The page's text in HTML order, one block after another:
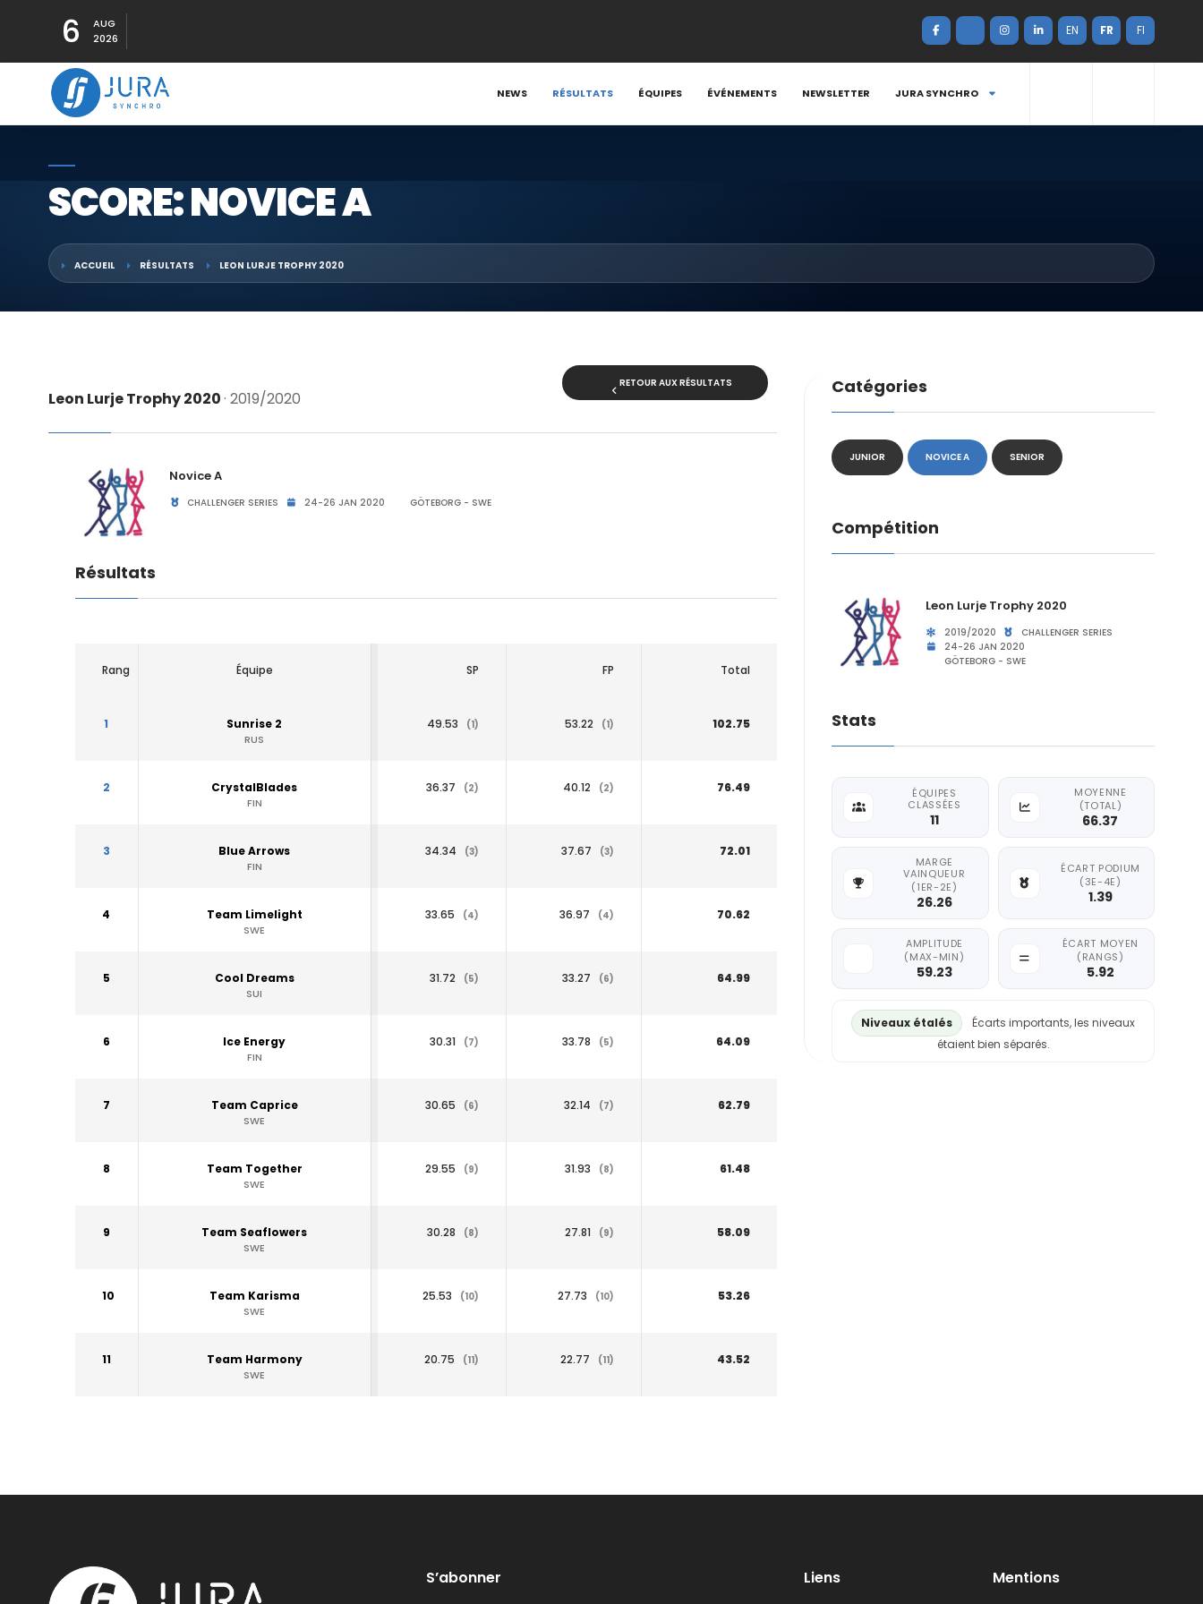
6
AUG
2026
EN FR FI
NEWS RÉSULTATS ÉQUIPES ÉVÉNEMENTS NEWSLETTER JURA SYNCHRO
SCORE: NOVICE A
ACCUEIL RÉSULTATS LEON LURJE TROPHY 2020
Leon Lurje Trophy 2020· 2019/2020
RETOUR AUX RÉSULTATS
Novice A
CHALLENGER SERIES 24-26 JAN 2020 GÖTEBORG - SWE
Résultats
Rang Équipe SP FP Total
1 Sunrise 2
RUS
49.53 (1) 53.22 (1) 102.75
2 CrystalBlades
FIN
36.37 (2) 40.12 (2) 76.49
3 Blue Arrows
FIN
34.34 (3) 37.67 (3) 72.01
4 Team Limelight
SWE
33.65 (4) 36.97 (4) 70.62
5 Cool Dreams
SUI
31.72 (5) 33.27 (6) 64.99
6 Ice Energy
FIN
30.31 (7) 33.78 (5) 64.09
7 Team Caprice
SWE
30.65 (6) 32.14 (7) 62.79
8 Team Together
SWE
29.55 (9) 31.93 (8) 61.48
9 Team Seaflowers
SWE
30.28 (8) 27.81 (9) 58.09
10 Team Karisma
SWE
25.53 (10) 27.73 (10) 53.26
11 Team Harmony
SWE
20.75 (11) 22.77 (11) 43.52
Catégories
JUNIOR NOVICE A SENIOR
Compétition
Leon Lurje Trophy 2020
2019/2020
CHALLENGER SERIES
24-26 JAN 2020
GÖTEBORG - SWE
Stats
ÉQUIPES
CLASSÉES
11
MOYENNE
(TOTAL)
66.37
MARGE
VAINQUEUR
(1ER-2E)
26.26
ÉCART PODIUM
(3E-4E)
1.39
AMPLITUDE
(MAX-MIN)
59.23
ÉCART MOYEN
(RANGS)
5.92
Niveaux étalés
Écarts importants, les niveaux
étaient bien séparés.
S’abonner Liens Mentions